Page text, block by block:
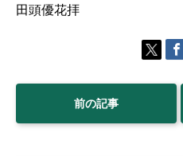
田頭優花拝
前の記事